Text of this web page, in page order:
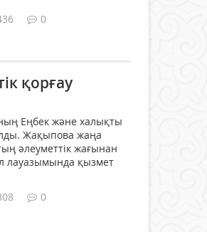
0
қорғау
Еңбек және халықты
Жақыпова жаңа
әлеуметтік жағынан
лауазымында қызмет
0